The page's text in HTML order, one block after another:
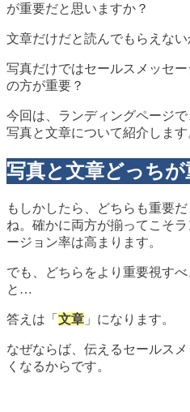
が重要だと思いますか？
文章だけだと読んでもらえな
写真だけではセールスメッセ
の方が重要？
今回は、ランディングページ
写真と文章について紹介します
写真と文章どっちが
もしかしたら、どちらも重要
ね。確かに両方が揃ってこそ
ージョン率は高まります。
でも、どちらをより重要視す
と…
答えは「 文章 」になります。
なぜならば、伝えるセールス
くなるからです。